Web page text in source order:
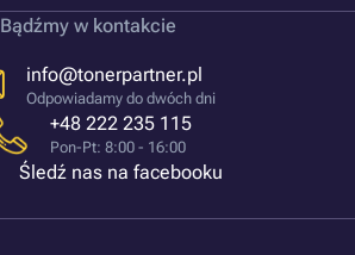
Bądźmy w kontakcie
info@tonerpartner.pl
Odpowiadamy do dwóch dni
+48 222 235 115
Pon-Pt: 8:00 - 16:00
Śledź nas na facebooku